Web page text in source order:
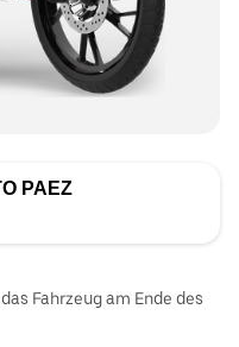
PAEZ
Fahrzeug am Ende des